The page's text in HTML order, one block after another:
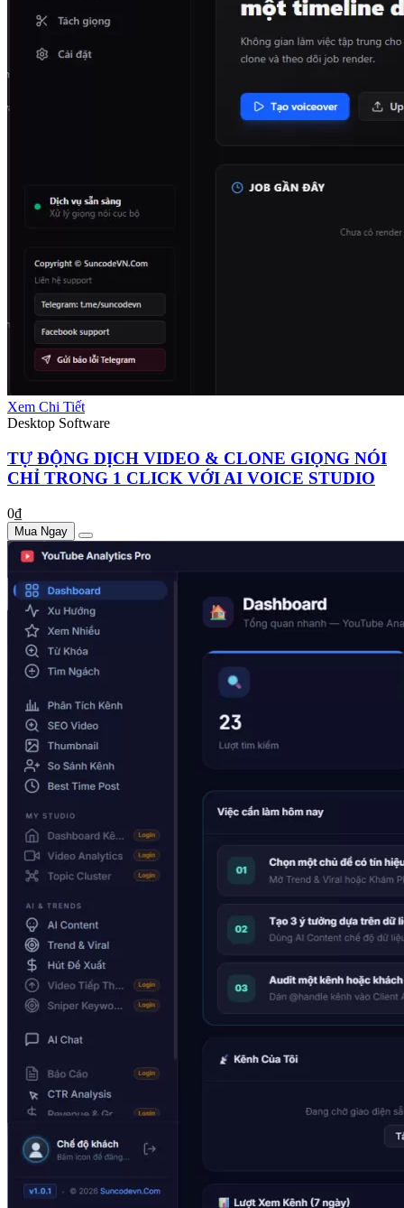
Xem Chi Tiết
Desktop Software
TỰ ĐỘNG DỊCH VIDEO & CLONE GIỌNG NÓI
CHỈ TRONG 1 CLICK VỚI AI VOICE STUDIO
0₫
Mua Ngay